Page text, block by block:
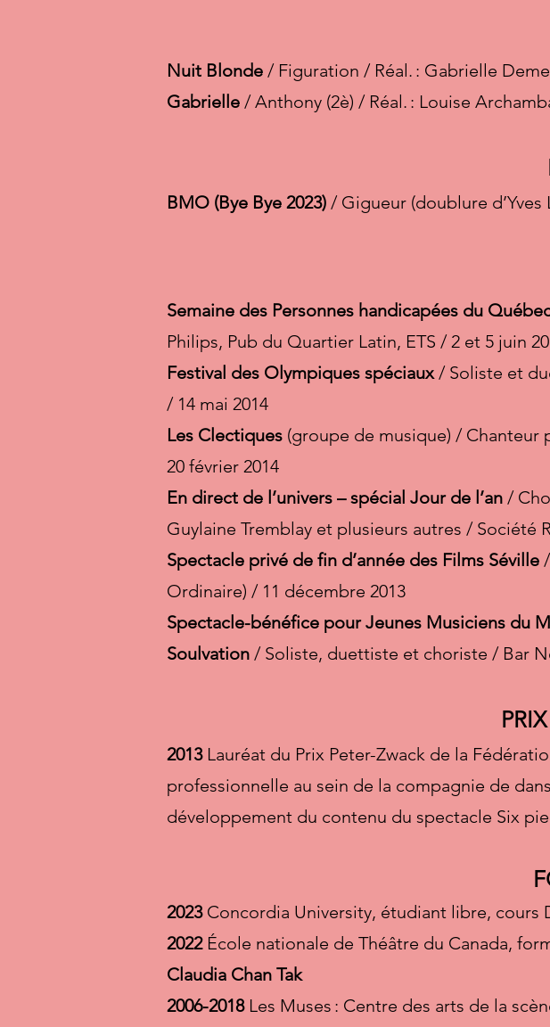
Nuit Blonde / Figuration / Réal. : Gabrielle
Gabrielle / Anthony (2è) / Réal. : Louise
BMO (Bye Bye 2023) / Gigueur (doublure
Semaine des Personnes handicapées du
Philips, Pub du Quartier Latin, ETS / 2 et 5 juin
Festival des Olympiques spéciaux/ Soliste et
/ 14 mai 2014
Les Clectiques (groupe de musique) /
20 février 2014
En direct de l’univers – spécial Jour de l’an /
Guylaine Tremblay et plusieurs autres / Société
Spectacle privé de fin d’année des Films Séville
Ordinaire) / 11 décembre 2013
Spectacle-bénéfice pour Jeunes Musiciens du
Soulvation / Soliste, duettiste et choriste / Bar
2013 Lauréat du Prix Peter-Zwack de la
professionnelle au sein de la compagnie de
développement du contenu du spectacle Six
2023 Concordia University, étudiant libre, cours
2022 École nationale de Théâtre du Canada,
Claudia Chan Tak
2006-2018Les Muses : Centre des arts de la